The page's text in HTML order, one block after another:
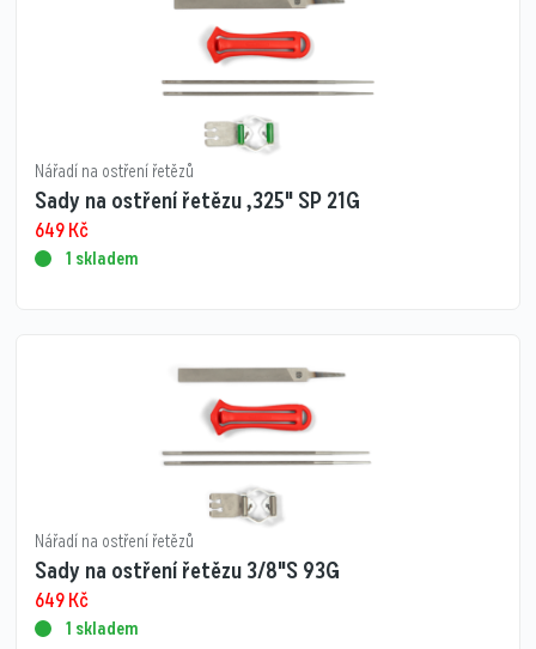
Nářadí na ostření řetězů
Sady na ostření řetězu ,325" SP 21G
649Kč
1 skladem
Nářadí na ostření řetězů
Sady na ostření řetězu 3/8"S 93G
649Kč
1 skladem